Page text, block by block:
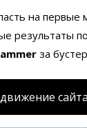
на
результаты
за бустер
сайта